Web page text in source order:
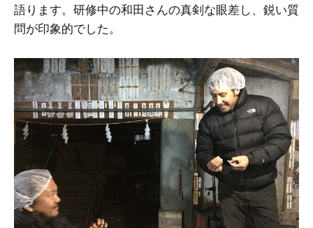
語ります。研修中の和田さんの真剣な眼差し、鋭い質
問が印象的でした。